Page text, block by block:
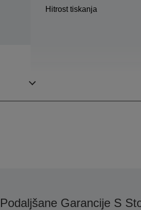
Hitrost tiskanja
Garancije S